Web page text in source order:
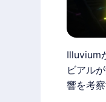
Illuvium
ビアル
響を考察